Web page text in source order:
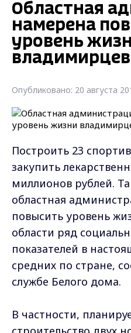
Областная
намерена
уровень
владимирцев
Опубликовано: 20 августа
Построить 23
закупить
миллионов рублей.
областная
повысить уровень
области ряд
показателей в
средних по стране,
службе Белого дома.
В частности,